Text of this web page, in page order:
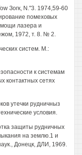
Зогк, N."3. 1974,59-60
помеховых
лазера и
1972, т. 8. № 2.
систем. М.:
к системам
контактных сетях
утечки рудничныз
условия.
защиты рудничных
на землю.1 и
Донецк, ДЛИ, 1969.